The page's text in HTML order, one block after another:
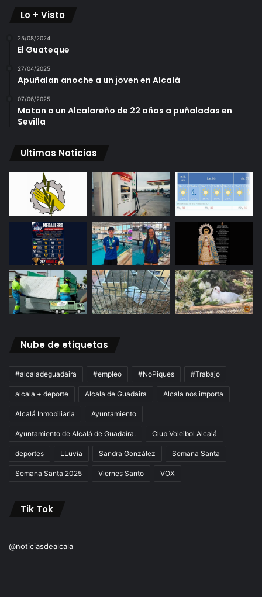
Lo + Visto
25/08/2024
El Guateque
27/04/2025
Apuñalan anoche a un joven en Alcalá
07/06/2025
Matan a un Alcalareño de 22 años a puñaladas en
Sevilla
Ultimas Noticias
Nube de etiquetas
#alcaladeguadaira #empleo #NoPiques #Trabajo
alcala + deporte Alcala de Guadaira Alcala nos importa
Alcalá Inmobiliaria Ayuntamiento
Ayuntamiento de Alcalá de Guadaíra. Club Voleibol Alcalá
deportes LLuvia Sandra González Semana Santa
Semana Santa 2025 Viernes Santo VOX
Tik Tok
@noticiasdealcala